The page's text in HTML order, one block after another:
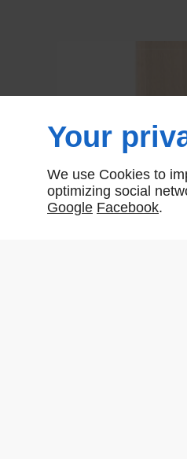
Your
We use Cookies to
optimizing social
Google Facebook.